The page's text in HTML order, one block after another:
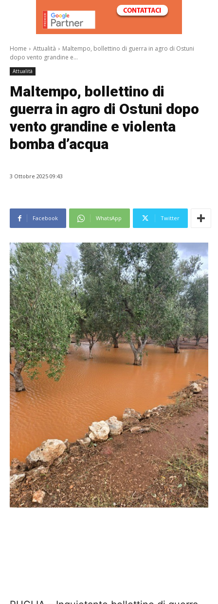
Home Attualità
Maltempo, bollettino di guerra in agro di Ostuni
dopo vento grandine e...
Attualità
Maltempo, bollettino di
guerra in agro di Ostuni dopo
vento grandine e violenta
bomba d’acqua
3 Ottobre 2025 09:43
Facebook WhatsApp Twitter